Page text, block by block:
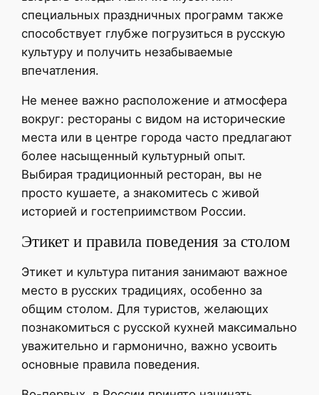
специальных праздничных программ также
способствует глубже погрузиться в русскую
культуру и получить незабываемые
впечатления.
Не менее важно расположение и атмосфера
вокруг: рестораны с видом на исторические
места или в центре города часто предлагают
более насыщенный культурный опыт.
Выбирая традиционный ресторан, вы не
просто кушаете, а знакомитесь с живой
историей и гостеприимством России.
Этикет и правила поведения за столом
Этикет и культура питания занимают важное
место в русских традициях, особенно за
общим столом. Для туристов, желающих
познакомиться с русской кухней максимально
уважительно и гармонично, важно усвоить
основные правила поведения.